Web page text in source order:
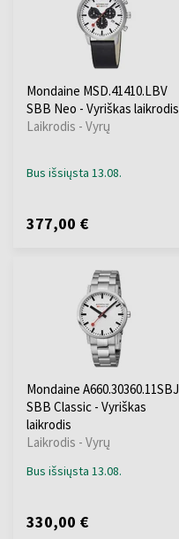
Mondaine MSD.41410.LBV
SBB Neo - Vyriškas laikrodis
Laikrodis - Vyrų
Bus išsiųsta 13.08.
377,00 €
Mondaine A660.30360.11SBJ
SBB Classic - Vyriškas
laikrodis
Laikrodis - Vyrų
Bus išsiųsta 13.08.
330,00 €